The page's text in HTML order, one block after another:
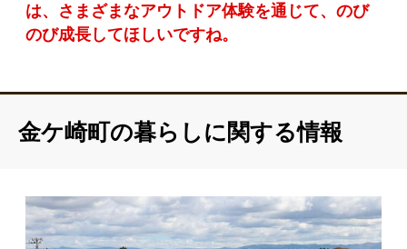
は、さまざまなアウトドア体験を通じて、のび
のび成長してほしいですね。
金ケ崎町の暮らしに関する情報